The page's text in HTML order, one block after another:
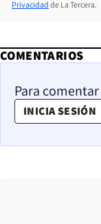
Privacidad de La Tercera.
COMENTARIOS
Para
INICIA SESIÓN